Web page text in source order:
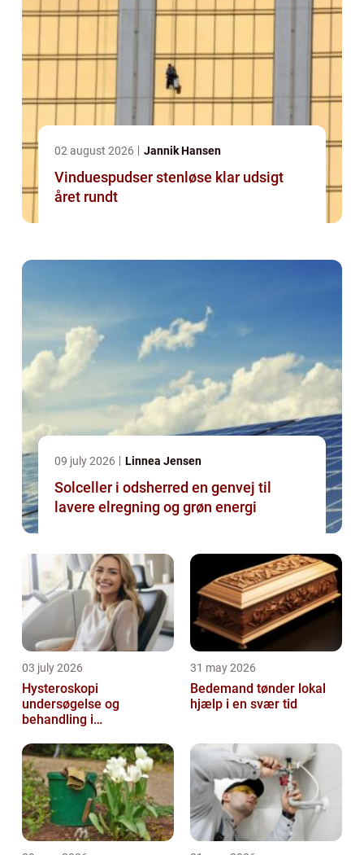
02 august 2026 Jannik Hansen
Vinduespudser stenløse klar udsigt
året rundt
09 july 2026 Linnea Jensen
Solceller i odsherred en genvej til
lavere elregning og grøn energi
03 july 2026
Hysteroskopi
undersøgelse og
behandling i
31 may 2026
Bedemand tønder lokal
hjælp i en svær tid